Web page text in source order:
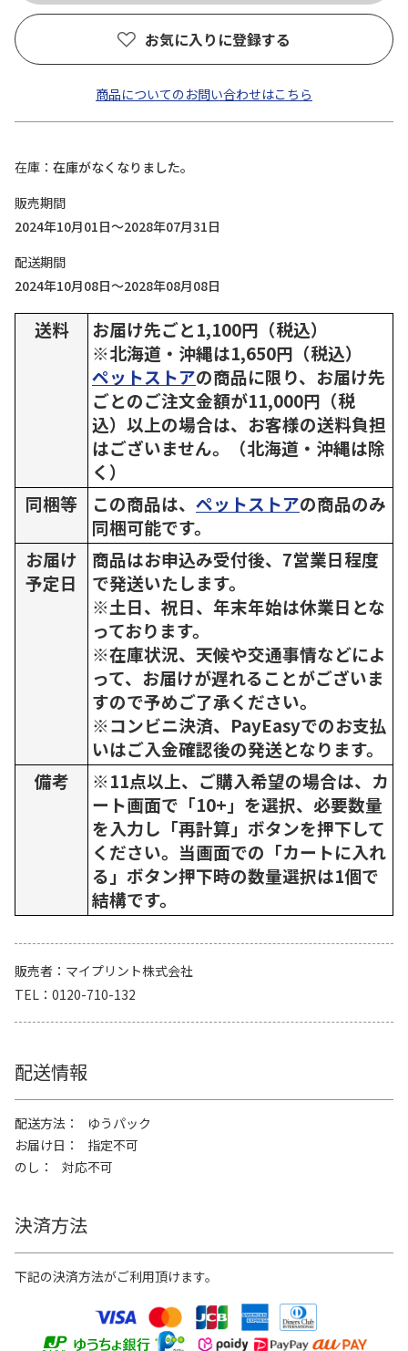
お気に入りに登録する
商品についてのお問い合わせはこちら
在庫
在庫がなくなりました。
販売期間
2024年10月01日～2028年07月31日
配送期間
2024年10月08日～2028年08月08日
送料
お届け先ごと1,100円（税込）
※北海道・沖縄は1,650円（税込）
ペットストアの商品に限り、お届け先
ごとのご注文金額が11,000円（税
込）以上の場合は、お客様の送料負担
はございません。（北海道・沖縄は除
く）
同梱等
この商品は、 ペットストアの商品のみ
同梱可能です。
お届け
予定日
商品はお申込み受付後、7営業日程度
で発送いたします。
※土日、祝日、年末年始は休業日とな
っております。
※在庫状況、天候や交通事情などによ
って、お届けが遅れることがございま
すので予めご了承ください。
※コンビニ決済、PayEasyでのお支払
いはご入金確認後の発送となります。
備考
※11点以上、ご購入希望の場合は、カ
ート画面で「10+」を選択、必要数量
を入力し「再計算」ボタンを押下して
ください。当画面での「カートに入れ
る」ボタン押下時の数量選択は1個で
結構です。
販売者
マイプリント株式会社
TEL
0120-710-132
配送情報
配送方法
ゆうパック
お届け日
指定不可
のし
対応不可
決済方法
下記の決済方法がご利用頂けます。